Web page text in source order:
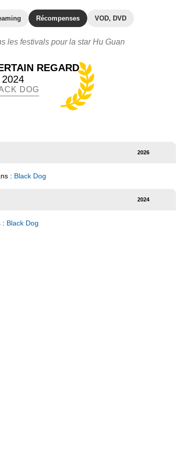
Récompenses VOD, DVD
les festivals pour la star Hu Guan
REGARD
2024
DOG
2026
: Black Dog
2024
: Black Dog